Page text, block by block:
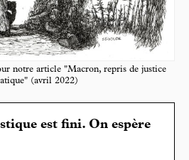
notre article "Macron, repris de justice
(avril 2022)
est fini. On espère